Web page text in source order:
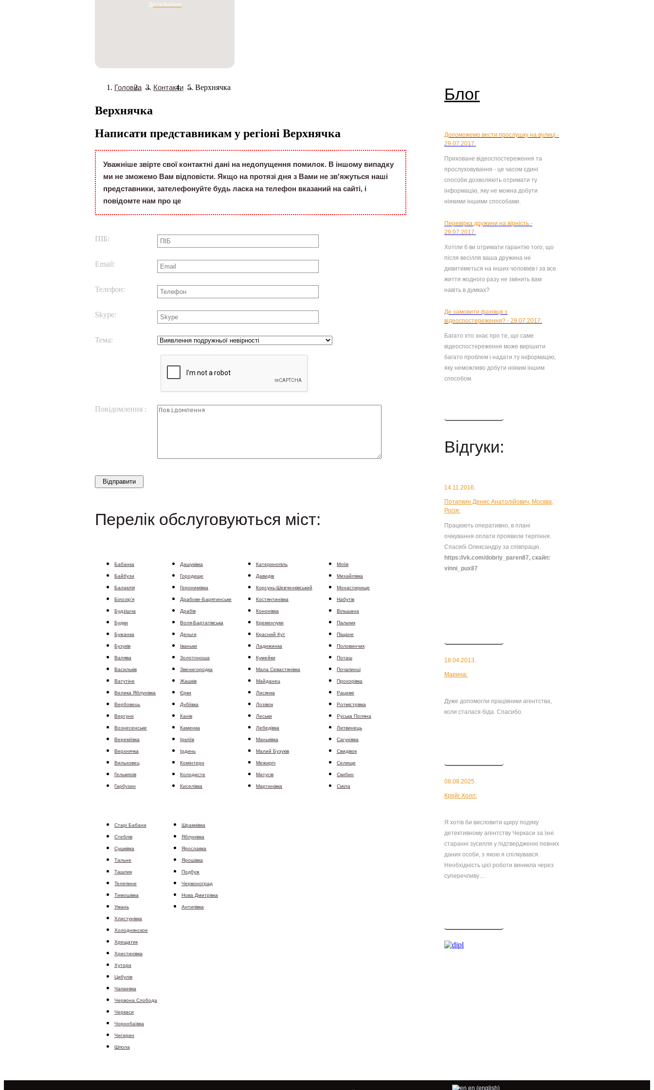
Детальніше
Головна → Контакти → Верхнячка
Верхнячка
Написати представникам у регіоні Верхнячка
Уважніше звірте свої контактні дані на недопущення помилок. В іншому випадку
ми не зможемо Вам відповісти. Якщо на протязі дня з Вами не зв'яжуться наші
представники, зателефонуйте будь ласка на телефон вказаний на сайті, і
повідомте нам про це
ПІБ:
Email:
Телефон:
Skype:
Тема:
Повідомлення :
Перелік обслуговуються міст:
Бабанка
Байбузи
Балаклія
Білозір'я
Будзішча
Будки
Бужанка
Бузуків
Валява
Василькiв
Ватутіне
Велика Яблунівка
Вербовець
Вергуни
Вознесенське
Вереміївка
Верхнячка
Вильховец
Гельмязів
Гарбузин
Дашуківка
Городище
Геронимівка
Драбове-Барятинське
Драбів
Воля-Бартатівська
Деньги
Іваньки
Золотоноша
Звенигородка
Жашків
Єрки
Дубіївка
Канів
Каменка
Іркліїв
Ірдинь
Комінтерн
Колодисте
Киселівка
Катеринопіль
Давидів
Корсунь-Шевченківський
Костянтинівка
Кононівка
Кременчуки
Красний Кут
Ладижинка
Кумейки
Мала Севастянівка
Майданец
Лисянка
Лозівок
Леськи
Лебедівка
Маньківка
Малий Бузуків
Межиріч
Матусів
Мартинівка
Мліїв
Михайлівка
Монастирище
Набутів
Вільшана
Пальчик
Піщане
Половинчик
Поташ
Почапинці
Прохорівка
Рацеве
Ротмістрівка
Руська Поляна
Литвинець
Сагунівка
Свидівок
Селище
Скибин
Сміла
Старі Бабани
Стеблів
Сушківка
Тальне
Ташлик
Телепине
Тимошівка
Умань
Хлистунівка
Холоднянское
Хрещатик
Христинівка
Хутори
Цибулів
Чапаевка
Червона Слобода
Черкаси
Чорнобаївка
Чигирин
Шпола
Шрамківка
Яблунівка
Ярославка
Ярошівка
Подбуж
Червоноград
Нова Дмитрівка
Антипівка
Блог
Допоможемо вести прослушку на вулиці -
29.07.2017.
Приховане відеоспостереження та
прослуховування - це часом єдині
способи дозволяють отримати ту
інформацію, яку не можна добути
ніякими іншими способами.
Перевірка дружини на вірність -
29.07.2017.
Хотіли б ви отримати гарантію того, що
після весілля ваша дружина не
дивитиметься на інших чоловіків і за все
життя жодного разу не змінить вам
навіть в думках?
Де замовити фахівця з
відеоспостереження? - 29.07.2017.
Багато хто знає про те, що саме
відеоспостереження може вирішити
багато проблем і надати ту інформацію,
яку неможливо добути ніяким іншим
способом.
Відгуки:
14.11.2016.
Потапкин Денис Анатолійович, Москва,
Росія:
Працюють оперативно, в плані
очікування оплати проявили терпіння.
Спасибі Олександру за співпрацю.
https://vk.com/dobriy_paren87, скайп:
vinni_pux87
18.04.2013.
Марина:
Дуже допомогли працівники агентства,
коли сталася біда. Спасибо.
08.08.2025.
Крейг Холл:
Я хотів би висловити щиру подяку
детективному агентству Черкаси за їхні
старанні зусилля у підтвердженні певних
даних особи, з якою я спілкувався.
Необхідність цієї роботи виникла через
суперечливу…
en (english)